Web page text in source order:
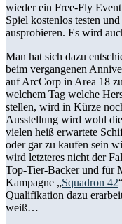
wieder ein Free-Fly
Spiel kostenlos testen
ausprobieren. Es wird
Man hat sich dazu
beim vergangenen
auf ArcCorp in Area 18
welchem Tag welche
stellen, wird in Kürze
Ausstellung wird wohl
vielen heiß erwartete
oder gar zu kaufen sein
wird letzteres nicht der
Top-Tier-Backer und für
Kampagne „Squadron 42
Qualifikation dazu
weiß…